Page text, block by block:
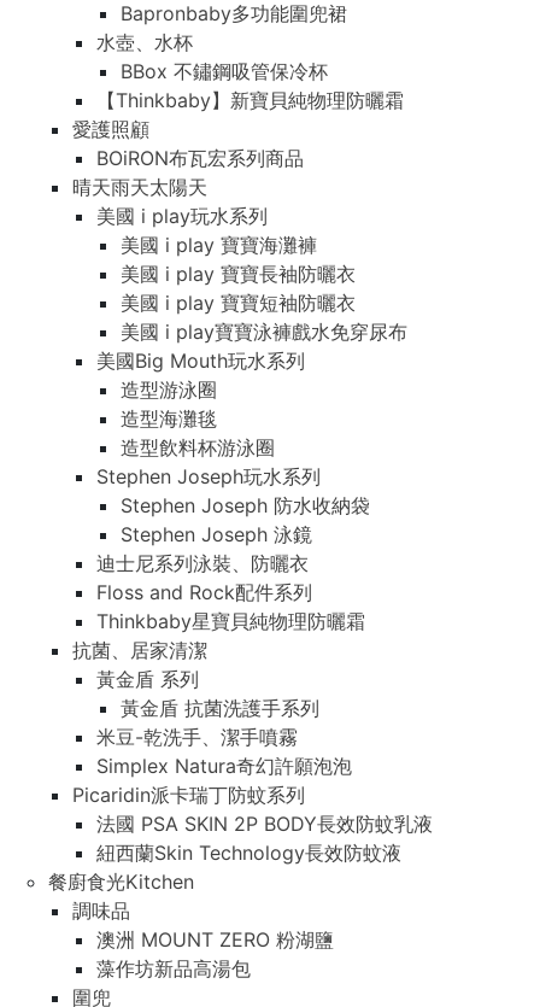
Bapronbaby多功能圍兜裙
水壺、水杯
BBox 不鏽鋼吸管保冷杯
【Thinkbaby】新寶貝純物理防曬霜
愛護照顧
BOiRON布瓦宏系列商品
晴天雨天太陽天
美國 i play玩水系列
美國 i play 寶寶海灘褲
美國 i play 寶寶長袖防曬衣
美國 i play 寶寶短袖防曬衣
美國 i play寶寶泳褲戲水免穿尿布
美國Big Mouth玩水系列
造型游泳圈
造型海灘毯
造型飲料杯游泳圈
Stephen Joseph玩水系列
Stephen Joseph 防水收納袋
Stephen Joseph 泳鏡
迪士尼系列泳裝、防曬衣
Floss and Rock配件系列
Thinkbaby星寶貝純物理防曬霜
抗菌、居家清潔
黃金盾 系列
黃金盾 抗菌洗護手系列
米豆-乾洗手、潔手噴霧
Simplex Natura奇幻許願泡泡
Picaridin派卡瑞丁防蚊系列
法國 PSA SKIN 2P BODY長效防蚊乳液
紐西蘭Skin Technology長效防蚊液
餐廚食光Kitchen
調味品
澳洲 MOUNT ZERO 粉湖鹽
藻作坊新品高湯包
圍兜